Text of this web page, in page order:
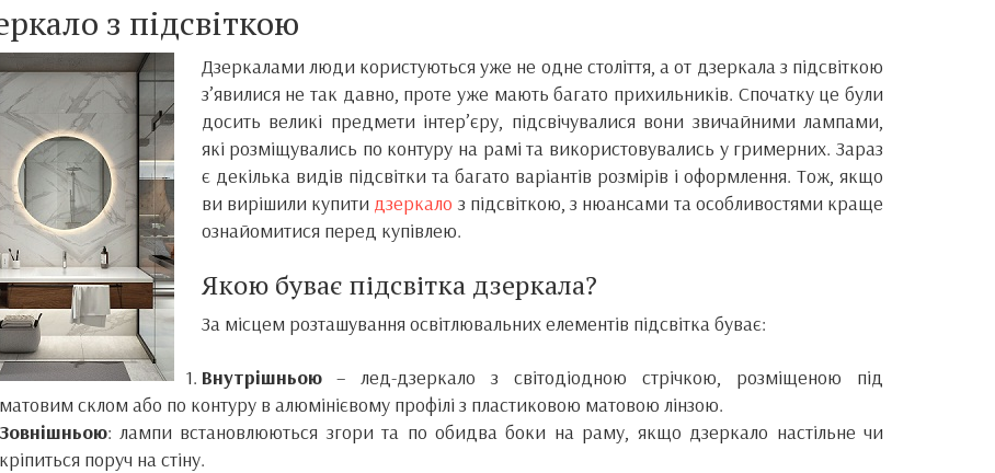
з підсвіткою
Дзеркалами люди користуються уже не одне століття, а от дзеркала з підсвіткою
з’явилися не так давно, проте уже мають багато прихильників. Спочатку це були
досить великі предмети інтер’єру, підсвічувалися вони звичайними лампами,
які розміщувались по контуру на рамі та використовувались у гримерних. Зараз
є декілька видів підсвітки та багато варіантів розмірів і оформлення. Тож, якщо
ви вирішили купити дзеркало з підсвіткою, з нюансами та особливостями краще
ознайомитися перед купівлею.
Якою буває підсвітка дзеркала?
За місцем розташування освітлювальних елементів підсвітка буває:
Внутрішньою– лед-дзеркало з світодіодною стрічкою, розміщеною під
матовим склом або по контуру в алюмінієвому профілі з пластиковою матовою лінзою.
Зовнішньою: лампи встановлюються згори та по обидва боки на раму, якщо дзеркало настільне чи
кріпиться поруч на стіну.